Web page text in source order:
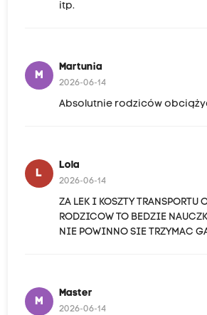
itp.
M
Martunia
2026-06-14
Absolutnie rodziców
L
Lola
2026-06-14
ZA LEK I KOSZTY TRANSPORTU
RODZICOW TO BEDZIE
NIE POWINNO SIE TRZYMAC
M
Master
2026-06-14